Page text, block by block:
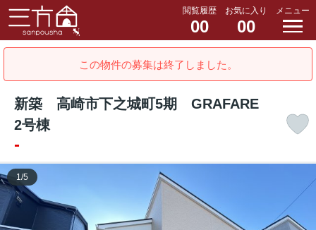
閲覧履歴
00
お気に入り
00
メニュー
この物件の募集は終了しました。
新築 高崎市下之城町5期 GRAFARE
2号棟
-
1/5